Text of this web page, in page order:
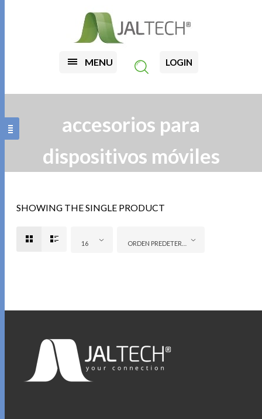
MENU LOGIN
accesorios para
dispositivos móviles
SHOWING THE SINGLE PRODUCT
16